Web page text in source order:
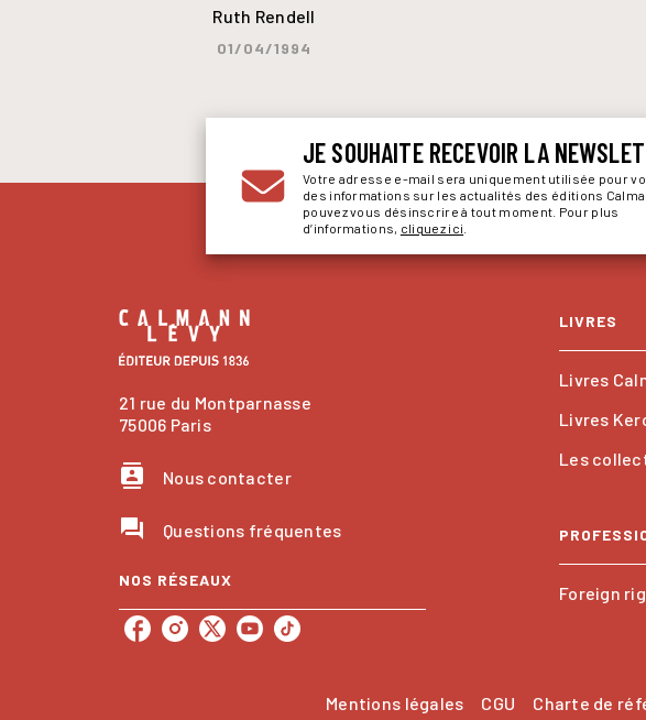
Ruth Rendell
01/04/1994
JE SOUHAITE RECEVOIR LA
Votre adresse e-mail sera uniquement utilisée pour
des informations sur les actualités des éditions
pouvez vous désinscrire à tout moment. Pour plus
d’informations, cliquez ici
21 rue du Montparnasse
75006 Paris
contacts Nous contacter
question_answer Questions fréquentes
NOS RÉSEAUX
LIVRES
Livres
Livres
Les
Foreign
Mentions légales CGU Charte de